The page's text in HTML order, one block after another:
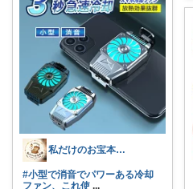
私だけのお宝本舗🍀経由購入いつも感謝！
#小型で消音でパワーある冷却
ファン、これ使 ...